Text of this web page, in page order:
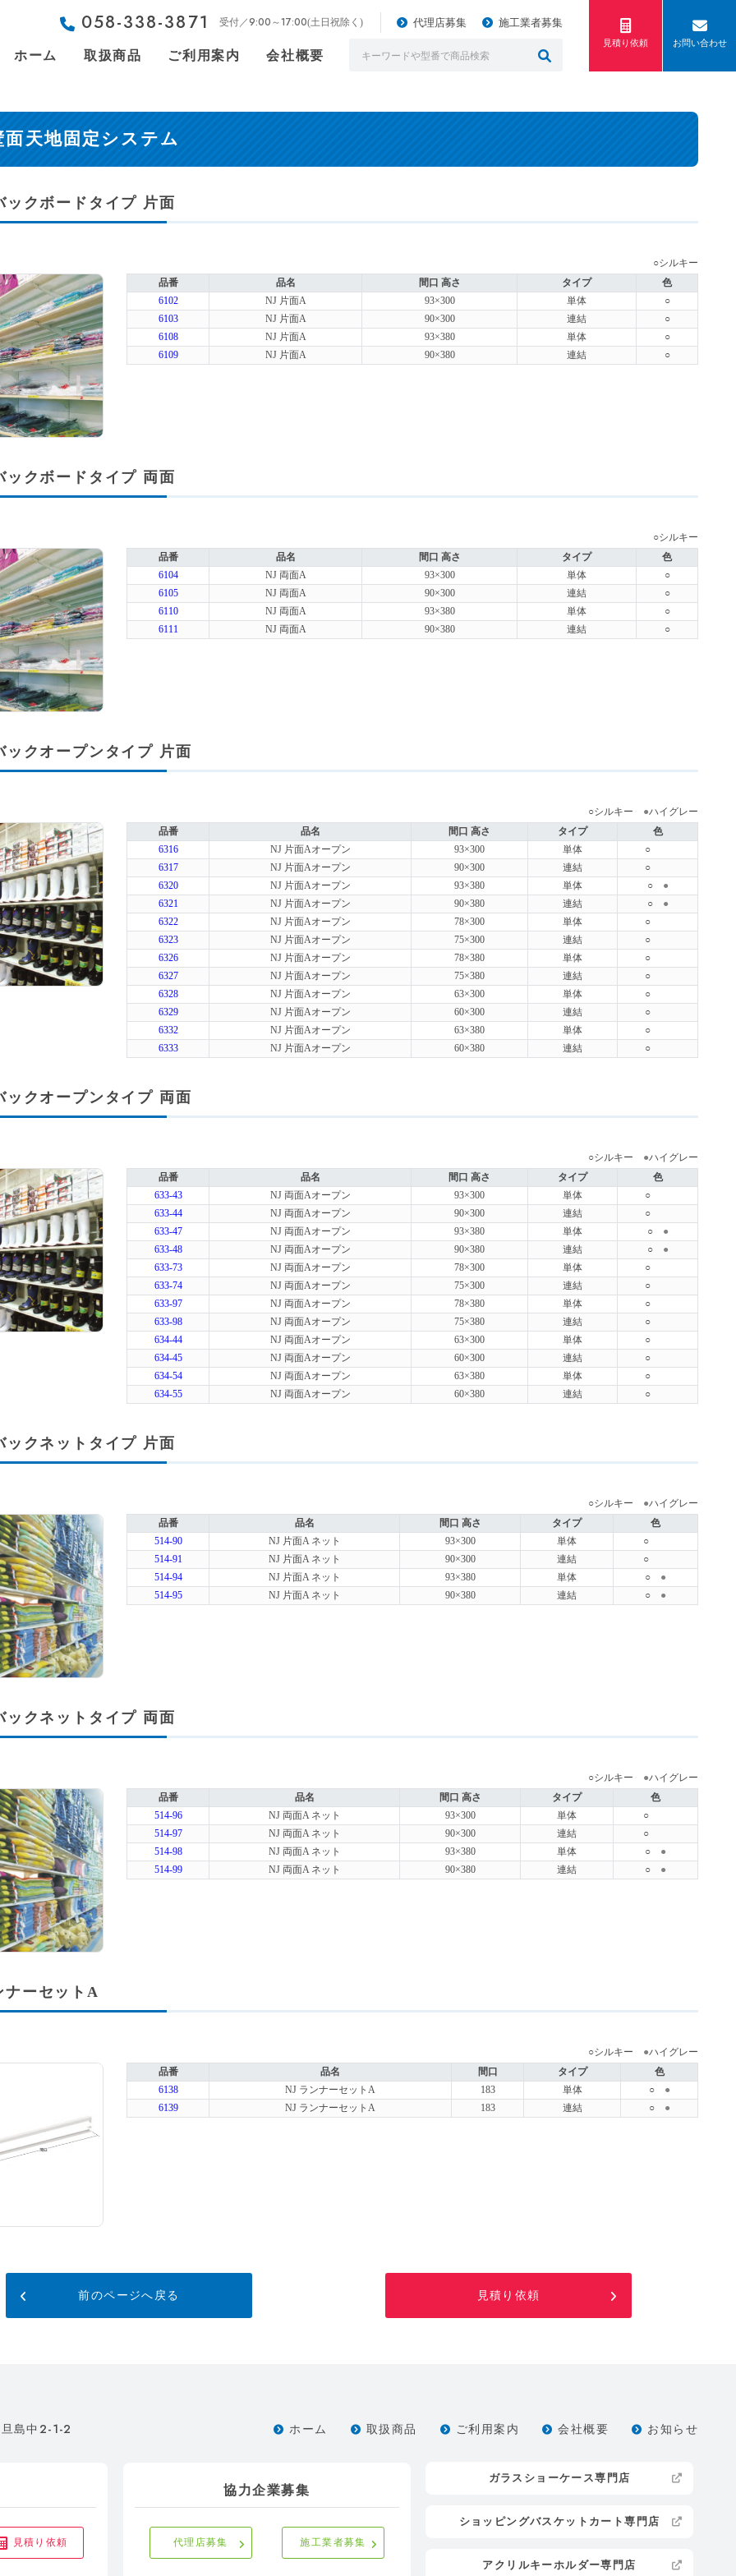
058-338-3871 受付／9:00～17:00(土日祝除く) 代理店募集 施工業者募集
ホーム 取扱商品 ご利用案内 会社概要
見積り依頼 お問い合わせ
面天地固定システム
ックボードタイプ 片面
○シルキー
品番
品名 間口 高さ タイプ
色
6102
NJ 片面A 93×300 単体
○
6103
NJ 片面A 90×300 連結
○
6108
NJ 片面A 93×380 単体
○
6109
NJ 片面A 90×380 連結 ○
ックボードタイプ 両面
○シルキー
品番
品名 間口 高さ タイプ
色
6104
NJ 両面A 93×300 単体
○
6105
NJ 両面A 90×300 連結
○
6110
NJ 両面A 93×380 単体
○
6111
NJ 両面A 90×380 連結 ○
ックオープンタイプ 片面
○シルキー ●ハイグレー
品番
品名 間口 高さ タイプ
色
6316
NJ 片面Aオープン 93×300 単体
○
6317
NJ 片面Aオープン 90×300 連結
○
6320
NJ 片面Aオープン 93×380 単体 ○
●
6321
NJ 片面Aオープン 90×380 連結 ○
●
6322
NJ 片面Aオープン 78×300 単体
○
6323
NJ 片面Aオープン 75×300 連結
○
6326
NJ 片面Aオープン 78×380 単体
○
6327
NJ 片面Aオープン 75×380 連結
○
6328
NJ 片面Aオープン 63×300 単体
○
6329
NJ 片面Aオープン 60×300 連結
○
6332
NJ 片面Aオープン 63×380 単体
○
6333
NJ 片面Aオープン 60×380 連結 ○
ックオープンタイプ 両面
○シルキー ●ハイグレー
品番
品名 間口 高さ タイプ
色
633-43
NJ 両面Aオープン 93×300 単体
○
633-44
NJ 両面Aオープン 90×300 連結
○
633-47
NJ 両面Aオープン 93×380 単体 ○
●
633-48
NJ 両面Aオープン 90×380 連結 ○
●
633-73
NJ 両面Aオープン 78×300 単体
○
633-74
NJ 両面Aオープン 75×300 連結
○
633-97
NJ 両面Aオープン 78×380 単体
○
633-98
NJ 両面Aオープン 75×380 連結
○
634-44
NJ 両面Aオープン 63×300 単体
○
634-45
NJ 両面Aオープン 60×300 連結
○
634-54
NJ 両面Aオープン 63×380 単体
○
634-55
NJ 両面Aオープン 60×380 連結 ○
ックネットタイプ 片面
○シルキー ●ハイグレー
品番
品名 間口 高さ タイプ
色
514-90
NJ 片面A ネット 93×300 単体
○
514-91
NJ 片面A ネット 90×300 連結
○
514-94
NJ 片面A ネット 93×380 単体 ○ ●
514-95
NJ 片面A ネット 90×380 連結 ○ ●
ックネットタイプ 両面
○シルキー ●ハイグレー
品番
品名 間口 高さ タイプ
色
514-96
NJ 両面A ネット 93×300 単体
○
514-97
NJ 両面A ネット 90×300 連結
○
514-98
NJ 両面A ネット 93×380 単体 ○ ●
514-99
NJ 両面A ネット 90×380 連結 ○ ●
ナーセットA
○シルキー ●ハイグレー
品番
品名 間口 タイプ
色
6138
NJ ランナーセットA 183 単体 ○
●
6139
NJ ランナーセットA 183 連結 ○ ●
前のページへ戻る 見積り依頼
島中 2-1-2 ホーム 取扱商品 ご利用案内 会社概要 お知らせ
見積り依頼
協力企業募集
代理店募集 施工業者募集
ガラスショーケース専門店
ショッピングバスケットカート専門店
アクリルキーホルダー専門店